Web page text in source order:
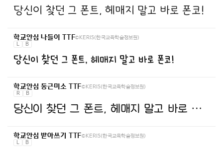
당신이 찾던 그 폰트, 헤매지 말고 바로 폰코!
학교안심 나들이 TTF©KERIS(한국교육학술정보원)
L
B
당신이 찾던 그 폰트, 헤매지 말고 바로 폰코!
학교안심 둥근미소 TTF©KERIS(한국교육학술정보원)
R
B
당신이 찾던 그 폰트, 헤매지 말고 바로 폰코!
학교안심 받아쓰기 TTF©KERIS(한국교육학술정보원)
L
B